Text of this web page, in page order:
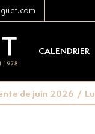
CALENDRIER
de juin 2026 /